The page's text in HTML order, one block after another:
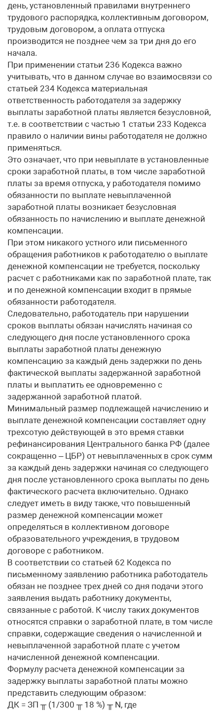
день, установленный правилами внутреннего
трудового распорядка, коллективным договором,
трудовым договором, а оплата отпуска
производится не позднее чем за три дня до его
начала.
При применении статьи 236 Кодекса важно
учитывать, что в данном случае во взаимосвязи со
статьей 234 Кодекса материальная
ответственность работодателя за задержку
выплаты заработной платы является безусловной,
т.е. в соответствии с частью 1 статьи 233 Кодекса
правило о наличии вины работодателя не должно
применяться.
Это означает, что при невыплате в установленные
сроки заработной платы, в том числе заработной
платы за время отпуска, у работодателя помимо
обязанности по выплате невыплаченной
заработной платы возникает безусловная
обязанность по начислению и выплате денежной
компенсации.
При этом никакого устного или письменного
обращения работников к работодателю о выплате
денежной компенсации не требуется, поскольку
расчет с работниками как по заработной плате, так
и по денежной компенсации входит в прямые
обязанности работодателя.
Следовательно, работодатель при нарушении
сроков выплаты обязан начислять начиная со
следующего дня после установленного срока
выплаты заработной платы денежную
компенсацию за каждый день задержки по день
фактической выплаты задержанной заработной
платы и выплатить ее одновременно с
задержанной заработной платой.
Минимальный размер подлежащей начислению и
выплате денежной компенсации составляет одну
трехсотую действующей в это время ставки
рефинансирования Центрального банка РФ (далее
сокращенно – ЦБР) от невыплаченных в срок сумм
за каждый день задержки начиная со следующего
дня после установленного срока выплаты по день
фактического расчета включительно. Однако
следует иметь в виду также, что повышенный
размер денежной компенсации может
определяться в коллективном договоре
образовательного учреждения, в трудовом
договоре с работником.
В соответствии со статьей 62 Кодекса по
письменному заявлению работника работодатель
обязан не позднее трех дней со дня подачи этого
заявления выдать работнику документы,
связанные с работой. К числу таких документов
относятся справки о заработной плате, в том числе
справки, содержащие сведения о начисленной и
невыплаченной заработной плате с учетом
начисленной денежной компенсации.
Формулу расчета денежной компенсации за
задержку выплаты заработной платы можно
представить следующим образом:
ДК = ЗП ╥ (1/300 ╥ 18 %) ╥ N, где